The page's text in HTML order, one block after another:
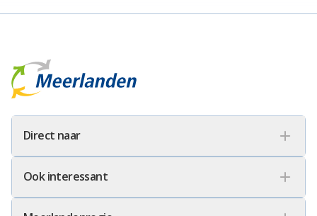
Meerlanden Logo
Direct naar
Ook interessant